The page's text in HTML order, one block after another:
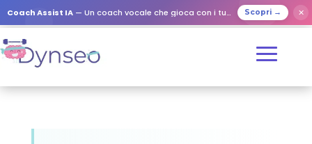
Coach Assist IA — Un coach vocale che gioca con i tuoi cari Scopri → ✕